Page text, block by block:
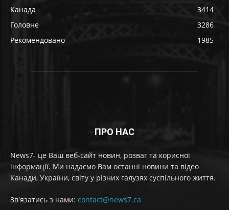
Канада
3414
Головне
3286
Рекомендовано
1985
ПРО НАС
News7- це Ваш веб-сайт новин, розваг та корисної
інформації. Ми надаємо Вам останні новини та відео
Канади, України, світу у різних галузях суспільного життя.
Зв'язатись з нами: contact@news7.ca